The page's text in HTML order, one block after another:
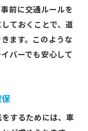
前に交通ルールを
ておくことで、道
ます。このような
バーでも安心して
するためには、車